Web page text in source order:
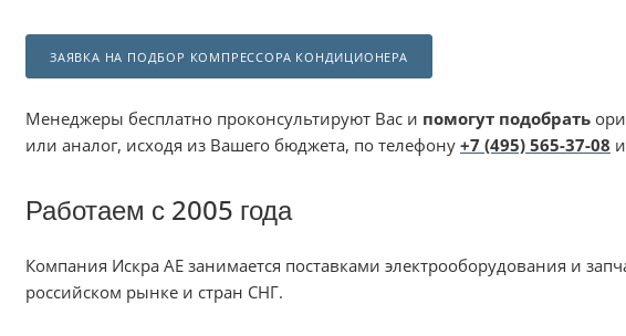
ЗАЯВКА НА ПОДБОР КОМПРЕССОРА КОНДИЦИОНЕРА
Менеджеры бесплатно проконсультируют Вас и помогут подобрать
или аналог, исходя из Вашего бюджета, по телефону +7 (495) 565-37-08
Работаем с 2005 года
Компания Искра АЕ занимается поставками электрооборудования и
российском рынке и стран СНГ.